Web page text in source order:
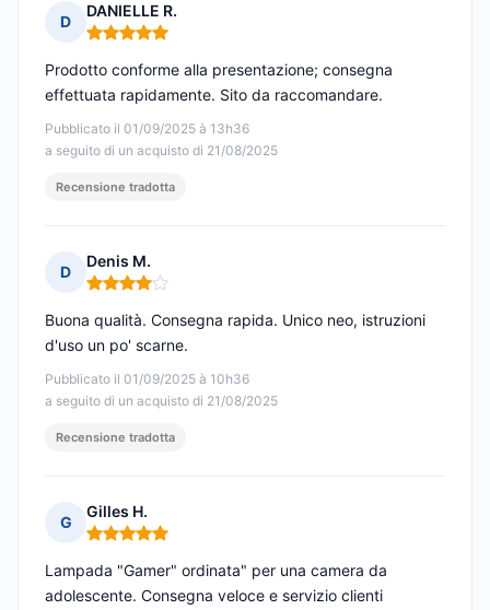
D
DANIELLE R.
Nota: 5 su 5
Pubblicato il 01/09/2025 à 13h36
a seguito di un acquisto di 21/08/2025
Prodotto conforme alla presentazione; consegna
effettuata rapidamente. Sito da raccomandare.
Recensione tradotta
D
Denis M.
Nota: 4 su 5
Pubblicato il 01/09/2025 à 10h36
a seguito di un acquisto di 21/08/2025
Buona qualità. Consegna rapida. Unico neo, istruzioni
d'uso un po' scarne.
Recensione tradotta
G
Gilles H.
Nota: 5 su 5
Lampada "Gamer" ordinata" per una camera da
adolescente. Consegna veloce e servizio clienti